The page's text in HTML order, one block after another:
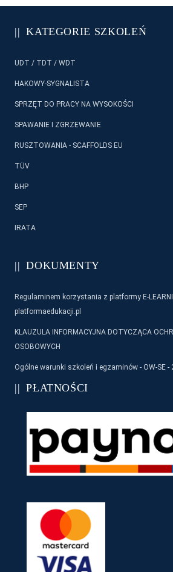
KATEGORIE SZKOLEŃ
UDT / TDT / WDT
HAKOWY-SYGNALISTA
SPRZĘT DO PRACY NA WYSOKOŚCI
SPAWANIE I ZGRZEWANIE
RUSZTOWANIA - SCAFFOLDS EU
TÜV
BHP
SEP
IRATA
DOKUMENTY
Regulaminem korzystania z platformy E-
platformaedukacji.pl
KLAUZULA INFORMACYJNA DOTYCZĄCA
OSOBOWYCH
Ogólne warunki szkoleń i egzaminów - OW-SE -
PŁATNOŚCI